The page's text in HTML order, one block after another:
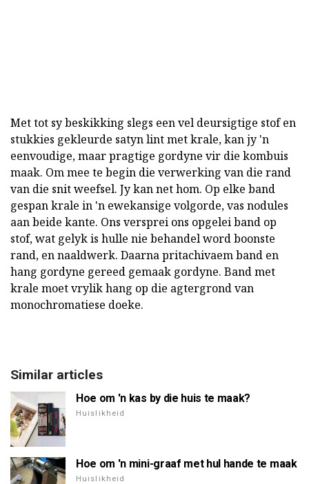
Met tot sy beskikking slegs een vel deursigtige stof en
stukkies gekleurde satyn lint met krale, kan jy 'n
eenvoudige, maar pragtige gordyne vir die kombuis
maak. Om mee te begin die verwerking van die rand
van die snit weefsel. Jy kan net hom. Op elke band
gespan krale in 'n ewekansige volgorde, vas nodules
aan beide kante. Ons versprei ons opgelei band op
stof, wat gelyk is hulle nie behandel word boonste
rand, en naaldwerk. Daarna pritachivaem band en
hang gordyne gereed gemaak gordyne. Band met
krale moet vrylik hang op die agtergrond van
monochromatiese doeke.
Similar articles
Hoe om 'n kas by die huis te maak?
Huislikheid
Hoe om 'n mini-graaf met hul hande te maak
Huislikheid